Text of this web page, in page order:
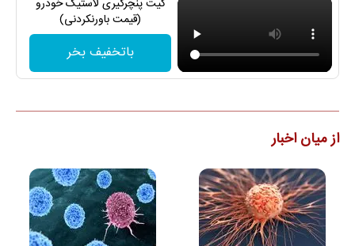
(قیمت باورنکردنی)
باتخفیف بخر
از میان اخبار